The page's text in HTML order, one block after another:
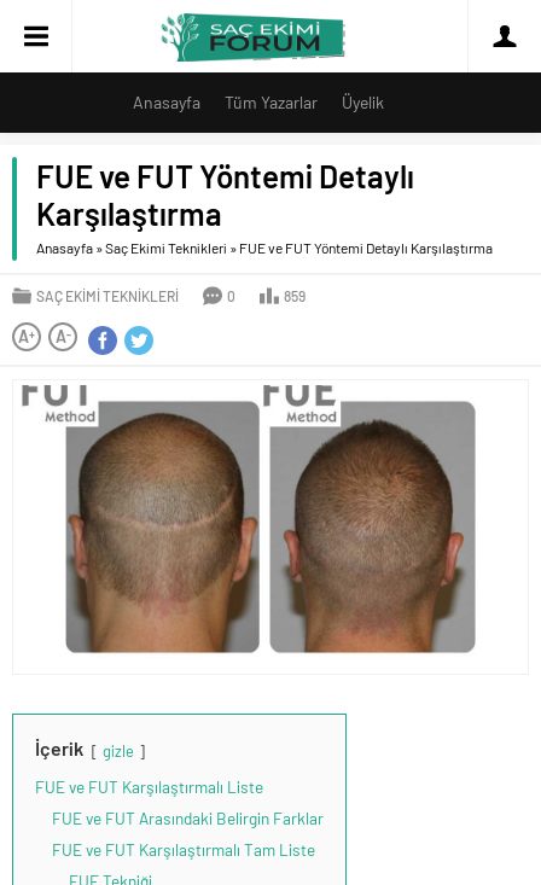
Anasayfa Tüm Yazarlar Üyelik
FUE ve FUT Yöntemi Detaylı
Karşılaştırma
Anasayfa »Saç Ekimi Teknikleri » FUE ve FUT Yöntemi Detaylı Karşılaştırma
SAÇ EKIMI TEKNIKLERI 0 859
A+ A-
İçerik gizle
FUE ve FUT Karşılaştırmalı Liste
FUE ve FUT Arasındaki Belirgin Farklar
FUE ve FUT Karşılaştırmalı Tam Liste